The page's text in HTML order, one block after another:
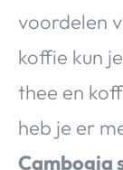
voordelen
koffie kun
thee en
heb je er
Cambogia